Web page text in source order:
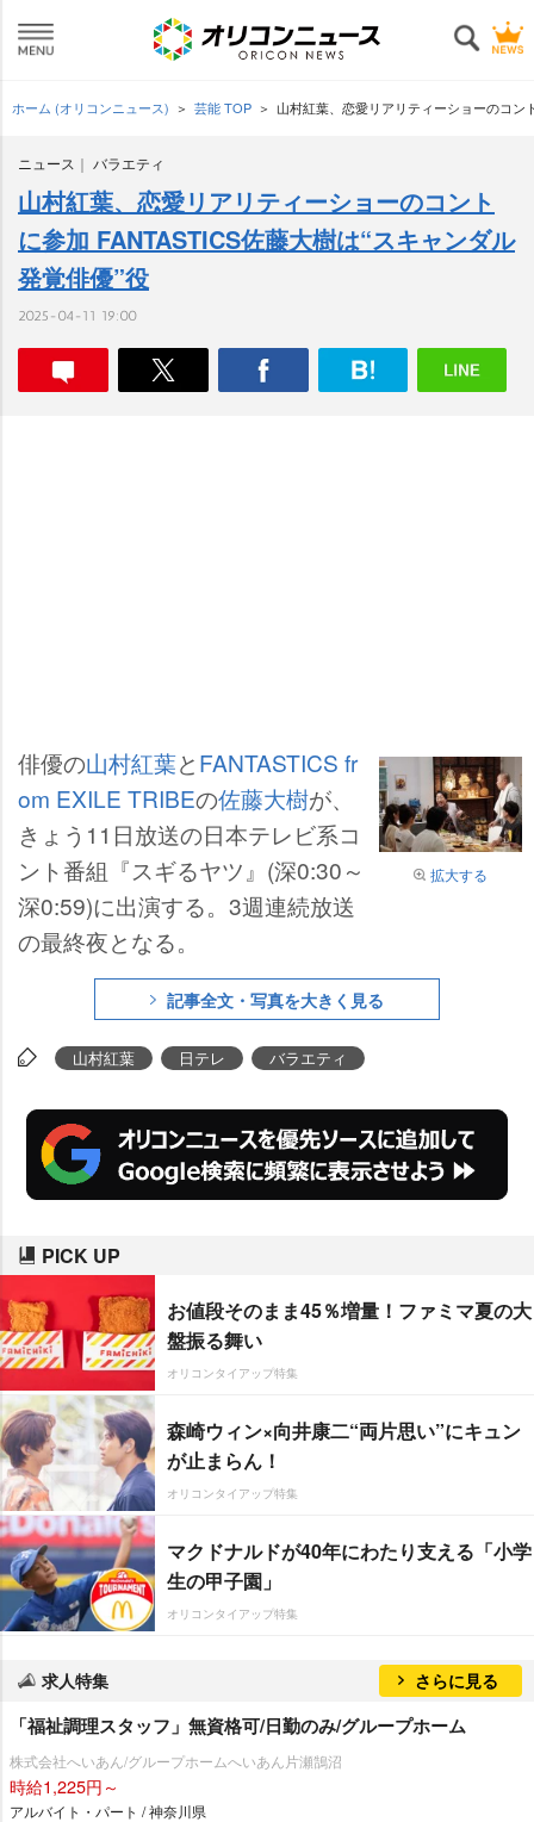
ホーム (オリコンニュース) 芸能 TOP 山村紅葉、恋愛リアリティーショーのコン
ニュース バラエティ
山村紅葉、恋愛リアリティーショーのコント
に参加 FANTASTICS佐藤大樹は“スキャンダル
発覚俳優”役
2025-04-11 19:00
拡大する
俳優の山村紅葉とFANTASTICS fr
om EXILE TRIBEの佐藤大樹が、
きょう11日放送の日本テレビ系コ
ント番組『スギるヤツ』(深0:30～
深0:59)に出演する。3週連続放送
の最終夜となる。
記事全文・写真を大きく見る
山村紅葉 日テレ バラエティ
PICK UP
お値段そのまま45％増量！ファミマ夏の大
盤振る舞い
オリコンタイアップ特集
森崎ウィン×向井康二“両片思い”にキュン
が止まらん！
オリコンタイアップ特集
マクドナルドが40年にわたり支える「小学
生の甲子園」
オリコンタイアップ特集
求人特集 さらに見る
「福祉調理スタッフ」無資格可/日勤のみ/グループホーム
株式会社へいあん/グループホームへいあん片瀬鵠沼
時給1,225円～
アルバイト・パート / 神奈川県